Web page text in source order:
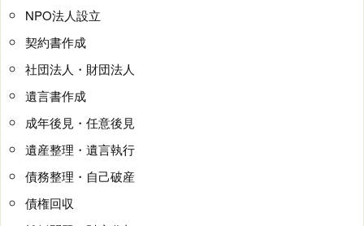
NPO法人設立
契約書作成
社団法人・財団法人
遺言書作成
成年後見・任意後見
遺産整理・遺言執行
債務整理・自己破産
債権回収